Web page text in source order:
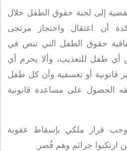
إلى لجنة حقوق الطفل خلال
أن اعتقال واحتجاز مرتجى
حقوق الطفل التي تنص في
يعرض أي طفل للتعذيب، وألا يحرم أي
قانونية أو تعسفية وأن كل طفل
الحصول على مساعدة قانونية
قرار ملكي بإسقاط عقوبة
ارتكبوا جرائم وهم قُصر.